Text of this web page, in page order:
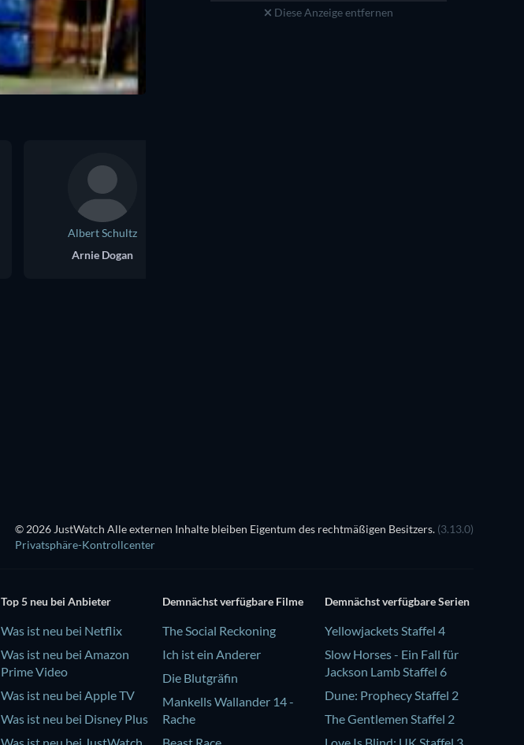
Diese Anzeige entfernen
Albert Schultz
Arnie Dogan
© 2026 JustWatch Alle externen Inhalte bleiben Eigentum des rechtmäßigen Besitzers. (3.13.0)
Privatsphäre-Kontrollcenter
Top 5 neu bei Anbieter
Was ist neu bei Netflix
Was ist neu bei Amazon
Prime Video
Was ist neu bei Apple TV
Was ist neu bei Disney Plus
Demnächst verfügbare Filme
The Social Reckoning
Ich ist ein Anderer
Die Blutgräfin
Mankells Wallander 14 -
Rache
Demnächst verfügbare Serien
Yellowjackets Staffel 4
Slow Horses - Ein Fall für
Jackson Lamb Staffel 6
Dune: Prophecy Staffel 2
The Gentlemen Staffel 2